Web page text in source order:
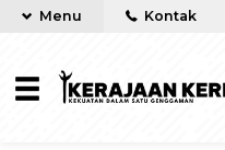
Menu Kontak